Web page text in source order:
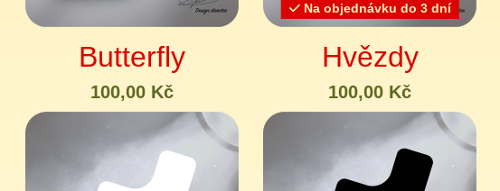
Butterfly
100,00 Kč
Na objednávku do 3 dní
Hvězdy
100,00 Kč